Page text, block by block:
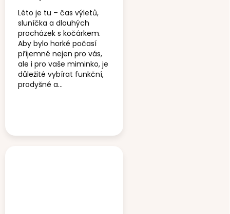
styl a pohodlí od
Pinkie
Léto je tu – čas výletů,
sluníčka a dlouhých
procházek s kočárkem.
Aby bylo horké počasí
příjemné nejen pro vás,
ale i pro vaše miminko, je
důležité vybírat funkční,
prodyšné a...